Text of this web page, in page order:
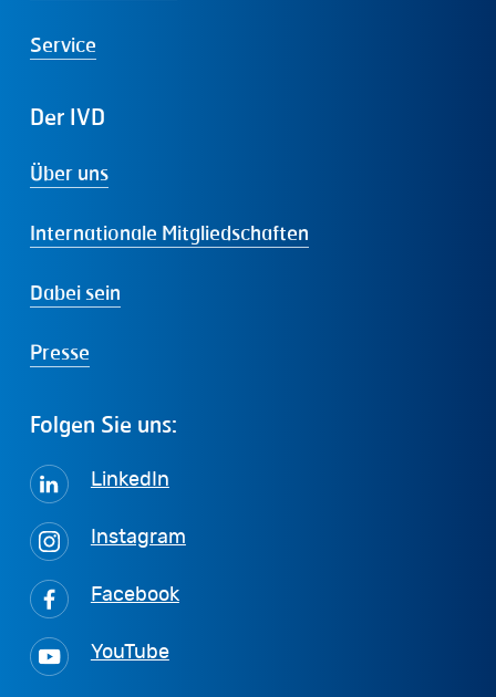
Service
Der IVD
Über uns
Internationale Mitgliedschaften
Dabei sein
Presse
Folgen Sie uns:
LinkedIn
Instagram
Facebook
YouTube